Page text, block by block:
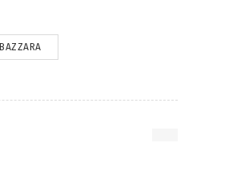
BAZZARA